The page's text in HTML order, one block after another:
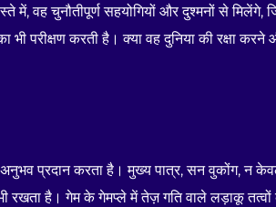
में, वह चुनौतीपूर्ण सहयोगियों और दुश्मनों से मिलेंगे,
परीक्षण करती है। क्या वह दुनिया की रक्षा करने
प्रदान करता है। मुख्य पात्र, सन वुकोंग, न
रखता है। गेम के गेमप्ले में तेज़ गति वाले लड़ाकू